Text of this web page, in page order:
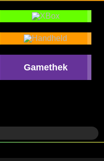
Gamethek